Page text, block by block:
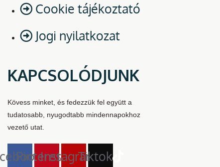
Cookie tájékoztató
Jogi nyilatkozat
KAPCSOLÓDJUNK
Kövess minket, és fedezzük fel együtt a
tudatosabb, nyugodtabb mindennapokhoz
vezető utat.
PinterestInstagram
Tiktok